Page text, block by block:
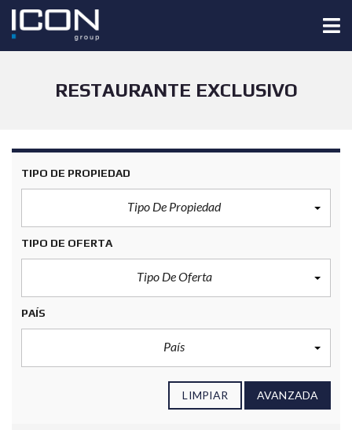
RESTAURANTE EXCLUSIVO
TIPO DE PROPIEDAD
Tipo De Propiedad
TIPO DE OFERTA
Tipo De Oferta
PAÍS
País
LIMPIAR AVANZADA